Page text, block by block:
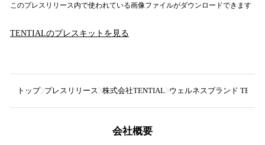
このプレスリリース内で使われている画像ファイルがダウンロードできます
TENTIALのプレスキットを見る
トップ プレスリリース 株式会社TENTIAL ウェルネスブランド
会社概要